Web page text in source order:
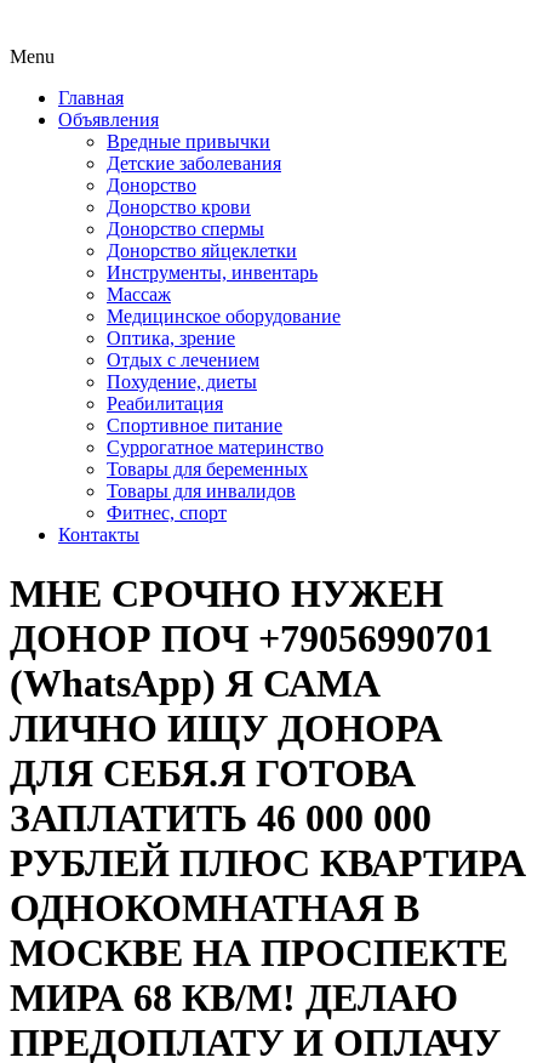
Menu
Главная
Объявления
Вредные привычки
Детские заболевания
Донорство
Донорство крови
Донорство спермы
Донорство яйцеклетки
Инструменты, инвентарь
Массаж
Медицинское оборудование
Оптика, зрение
Отдых с лечением
Похудение, диеты
Реабилитация
Спортивное питание
Суррогатное материнство
Товары для беременных
Товары для инвалидов
Фитнес, спорт
Контакты
МНЕ СРОЧНО НУЖЕН
ДОНОР ПОЧ +79056990701
(WhatsApp) Я САМА
ЛИЧНО ИЩУ ДОНОРА
ДЛЯ СЕБЯ.Я ГОТОВА
ЗАПЛАТИТЬ 46 000 000
РУБЛЕЙ ПЛЮС КВАРТИРА
ОДНОКОМНАТНАЯ В
МОСКВЕ НА ПРОСПЕКТЕ
МИРА 68 КВ/М! ДЕЛАЮ
ПРЕДОПЛАТУ И ОПЛАЧУ